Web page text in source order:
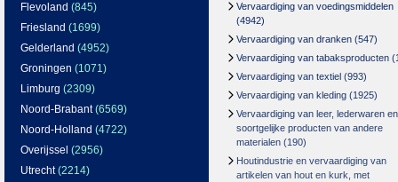
Flevoland (845)
Friesland (1699)
Gelderland (4952)
Groningen (1071)
Limburg (2309)
Noord-Brabant(6569)
Noord-Holland (4722)
Overijssel (2956)
Utrecht(2214)
Vervaardiging van voedingsmiddelen
(4942)
Vervaardiging van dranken (547)
Vervaardiging van tabaksproducten
Vervaardiging van textiel (993)
Vervaardiging van kleding (1925)
Vervaardiging van leer, lederwaren en
soortgelijke producten van andere
materialen (190)
Houtindustrie en vervaardiging van
artikelen van hout en kurk, met